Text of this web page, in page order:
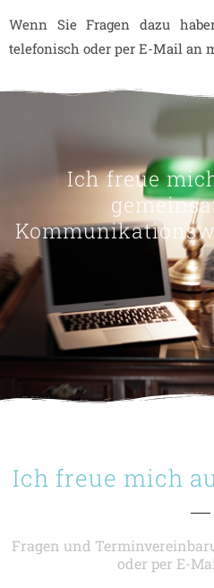
Wenn Sie Fragen dazu
telefonisch oder per E-Mail an
Ich freue
Ich freue mich
Fragen und
oder per E-